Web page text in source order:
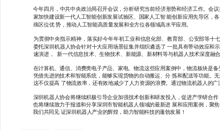
今年四月，中共中央政治局召开会议，分析研究当前经济形势和经济工作。会
家加快建设新一代人工智能创新发展试验区、国家人工智能创新应用先导区，
殊区位优势，推动人工智能高质量发展和全方位各领域高水平应用。
为贯彻中央指示精神，落实好今年年初工业和信息化部、教育部、公安部等十
委托深圳机器人协会针对十大应用场景征集并组织遴选了 一批具有带动效应和
速演进， 新一代信息技术、生物技术、新能源、新材料等与机器人技术深度融
在计算机、通信、消费类电子产品、家电、物流这些应用案例中，物流板块是备
凭借先进的技术和智能系统，能够实现货物的自动搬运、分拣和配送等功能。
这不仅提高 了物流效率，还有效地减少了人力资源的浪费。通过物流机器人的
深圳机器人协会将继续积极引导企业加强技术创新和研发投入，促进产学研合作
也将继续致力于报道和分享深圳市智能机器人领域的最新进 展和应用案例，聚
我们共同见 证深圳机器人产业的辉煌，助力智能科技的蓬勃发展！